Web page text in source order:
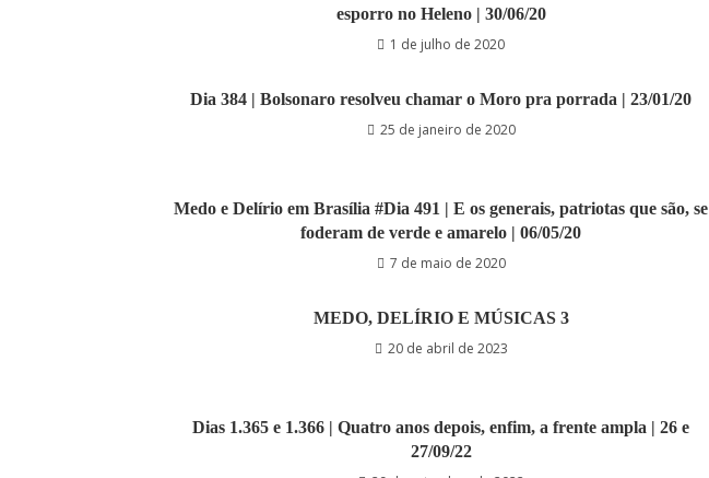
esporro no Heleno | 30/06/20
1 de julho de 2020
Dia 384 | Bolsonaro resolveu chamar o Moro pra porrada | 23/01/20
25 de janeiro de 2020
Medo e Delírio em Brasília #Dia 491 | E os generais, patriotas que são, se
foderam de verde e amarelo | 06/05/20
7 de maio de 2020
MEDO, DELÍRIO E MÚSICAS 3
20 de abril de 2023
Dias 1.365 e 1.366 | Quatro anos depois, enfim, a frente ampla | 26 e
27/09/22